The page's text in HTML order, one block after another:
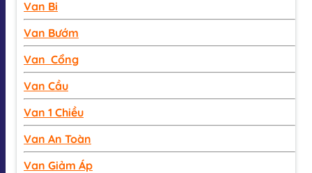
Van Bi
Van Bướm
Van Cổng
Van Cầu
Van 1 Chiều
Van An Toàn
Van Giảm Áp